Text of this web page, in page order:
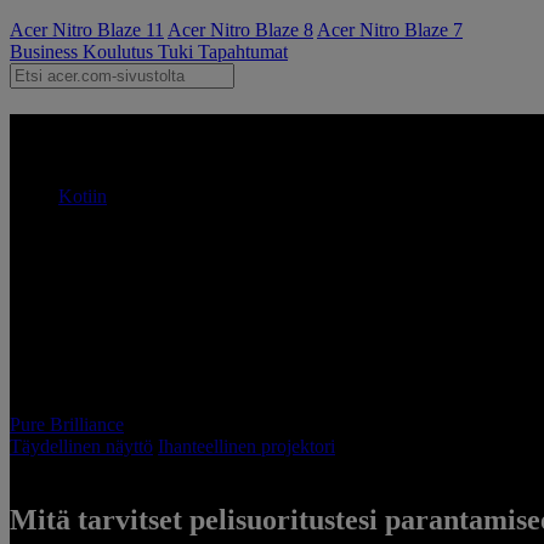
Acer Nitro Blaze 11 Acer Nitro Blaze 8 Acer Nitro Blaze 7
Business Koulutus Tuki Tapahtumat
Kotiin
Pure Brilliance
Täydellinen näyttö Ihanteellinen projektori
Mitä tarvitset pelisuoritustesi